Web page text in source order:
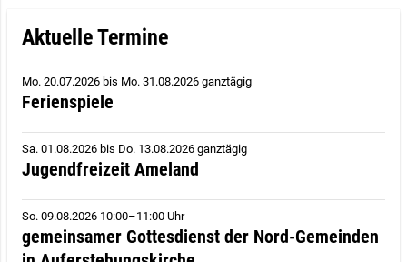
Aktuelle Termine
Mo. 20.07.2026 bis Mo. 31.08.2026 ganztägig
Ferienspiele
Sa. 01.08.2026 bis Do. 13.08.2026 ganztägig
Jugendfreizeit Ameland
So. 09.08.2026 10:00–11:00 Uhr
gemeinsamer Gottesdienst der Nord-Gemeinden